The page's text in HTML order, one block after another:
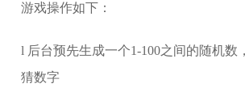
游戏操作如下：
l 后台预先生成一个1-100之间的随机数
猜数字